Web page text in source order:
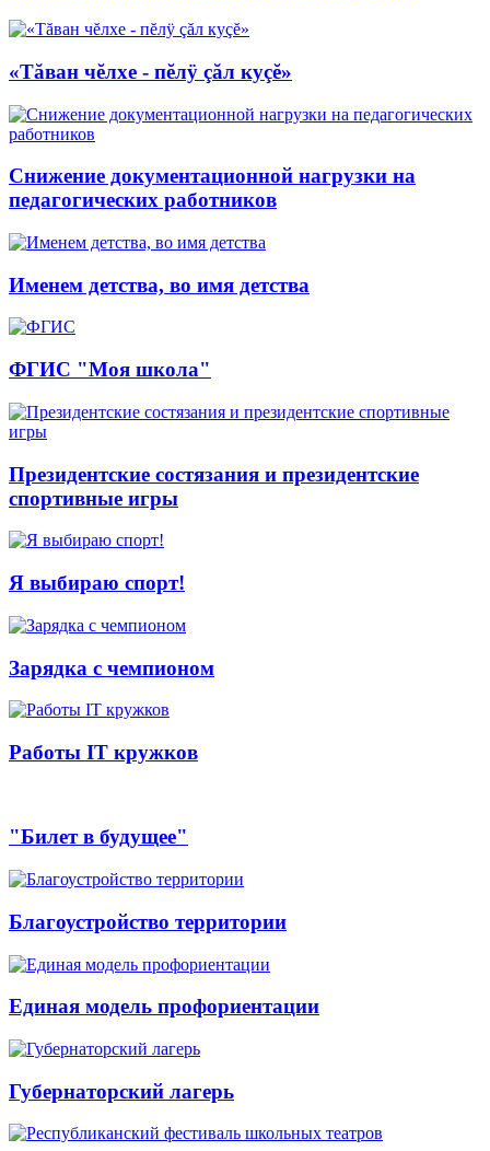
«Тăван чĕлхе - пĕлÿ çăл куçĕ»
Снижение документационной нагрузки на
педагогических работников
Именем детства, во имя детства
ФГИС "Моя школа"
Президентские состязания и президентские
спортивные игры
Я выбираю спорт!
Зарядка с чемпионом
Работы IT кружков
"Билет в будущее"
Благоустройство территории
Единая модель профориентации
Губернаторский лагерь